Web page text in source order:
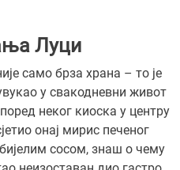
Луци
само брза храна – то је
у свакодневни живот
неког киоска у центру
онај мирис печеног
сосом, знаш о чему